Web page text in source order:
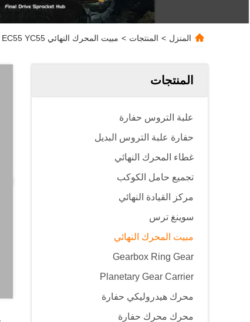
المنزل > المنتجات > مبيت المحرك النهائي EC55 YC55 بحلقة تروس SA14504970
المنتجات
علبة التروس حفارة
حفارة علبة التروس البديل
غطاء المحرك النهائي
تجميع حامل الكوكب
مركز القيادة النهائي
سوينغ ترس
مبيت المحرك النهائي
Gearbox Ring Gear
Planetary Gear Carrier
محرك هيدروليكي حفارة
محرك محرك حفارة